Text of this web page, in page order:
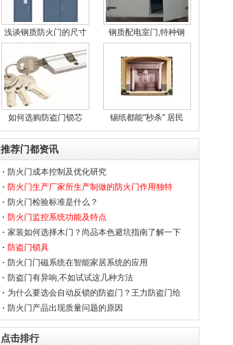
浅谈钢质防火门的尺寸 钢质配电室门,特种钢
如何选购防盗门锁芯 锡纸都能"秒杀" 居民
推荐门都资讯
防火门成本控制及优化研究
防火门生产厂家所生产制做的防火门作用独特
防火门检验标准是什么？
防火门监控系统功能及特点
家装如何选择木门？尚品本色避坑指南了解一下
防盗门锁具
防火门门磁系统在智能家居系统的应用
防盗门有异响,不如试试这几种方法
为什么要选会自动反锁的防盗门？王力防盗门给
你答案
防火门产品出现质量问题的原因
点击排行